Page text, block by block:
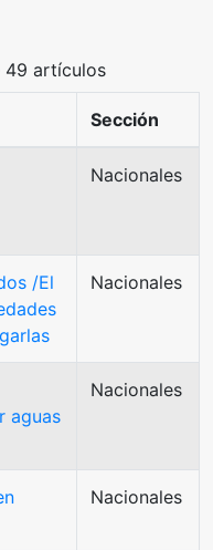
49 artículos
Sección
Nacionales
/El
Nacionales
aguas
Nacionales
Nacionales